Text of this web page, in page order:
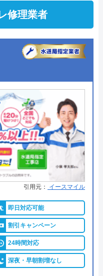
修理業者
引用元： イースマイル
即日対応可能
割引キャンペーン
24時間対応
深夜・早朝割増なし